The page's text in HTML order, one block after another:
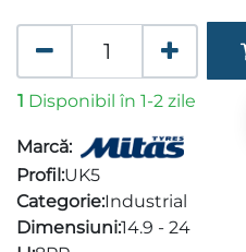
1 Disponibil în 1-2 zile
Marcă:
Profil:UK5
Categorie:Industrial
Dimensiuni:14.9 - 24